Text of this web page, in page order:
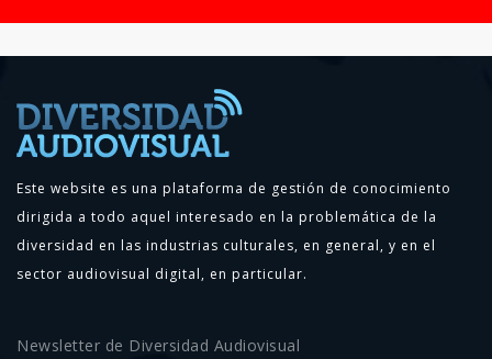
Este website es una plataforma de gestión de conocimiento
dirigida a todo aquel interesado en la problemática de la
diversidad en las industrias culturales, en general, y en el
sector audiovisual digital, en particular.
Newsletter de Diversidad Audiovisual